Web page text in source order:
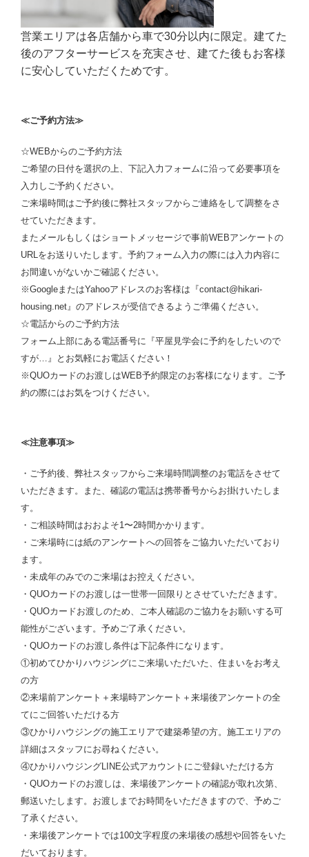
営業エリアは各店舗から車で30分以内に限定。建てた
後のアフターサービスを充実させ、建てた後もお客様
に安心していただくためです。
≪ご予約方法≫
☆WEBからのご予約方法
ご希望の日付を選択の上、下記入力フォームに沿って必要事項を
入力しご予約ください。
ご来場時間はご予約後に弊社スタッフからご連絡をして調整をさ
せていただきます。
またメールもしくはショートメッセージで事前WEBアンケートの
URLをお送りいたします。予約フォーム入力の際には入力内容に
お間違いがないかご確認ください。
※GoogleまたはYahooアドレスのお客様は『contact@hikari-
housing.net』のアドレスが受信できるようご準備ください。
☆電話からのご予約方法
フォーム上部にある電話番号に『平屋見学会に予約をしたいので
すが…』とお気軽にお電話ください！
※QUOカードのお渡しはWEB予約限定のお客様になります。ご予
約の際にはお気をつけください。
≪注意事項≫
・ご予約後、弊社スタッフからご来場時間調整のお電話をさせて
いただきます。また、確認の電話は携帯番号からお掛けいたしま
す。
・ご相談時間はおおよそ1〜2時間かかります。
・ご来場時には紙のアンケートへの回答をご協力いただいており
ます。
・未成年のみでのご来場はお控えください。
・QUOカードのお渡しは一世帯一回限りとさせていただきます。
・QUOカードお渡しのため、ご本人確認のご協力をお願いする可
能性がございます。予めご了承ください。
・QUOカードのお渡し条件は下記条件になります。
①初めてひかりハウジングにご来場いただいた、住まいをお考え
の方
②来場前アンケート＋来場時アンケート＋来場後アンケートの全
てにご回答いただける方
③ひかりハウジングの施工エリアで建築希望の方。施工エリアの
詳細はスタッフにお尋ねください。
④ひかりハウジングLINE公式アカウントにご登録いただける方
・QUOカードのお渡しは、来場後アンケートの確認が取れ次第、
郵送いたします。お渡しまでお時間をいただきますので、予めご
了承ください。
・来場後アンケートでは100文字程度の来場後の感想や回答をいた
だいております。